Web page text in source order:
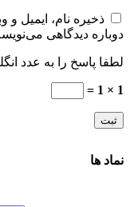
ذخیره نام، ایمیل
دوباره دیدگاهی
لطفا پاسخ را به عدد
1 × 1 =
نماد ها